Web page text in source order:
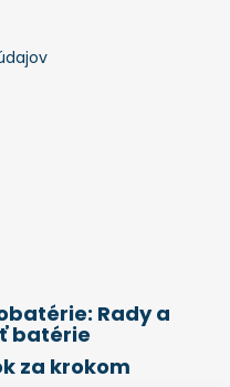
Rady a
batérie
za krokom